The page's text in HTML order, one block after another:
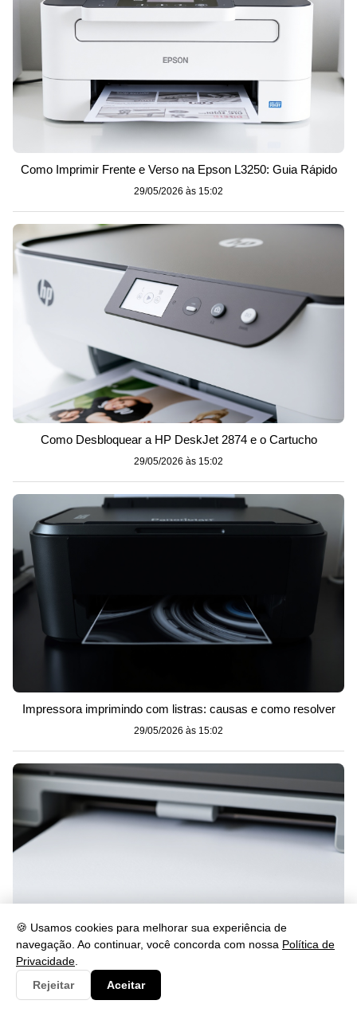
🍪 Usamos cookies para melhorar sua experiência de
navegação. Ao continuar, você concorda com nossa Política de
Privacidade
Rejeitar
Aceitar
Como Imprimir Frente e Verso na Epson L3250: Guia Rápido
29/05/2026 às 15:02
Como Desbloquear a HP DeskJet 2874 e o Cartucho
29/05/2026 às 15:02
Impressora imprimindo com listras: causas e como resolver
29/05/2026 às 15:02
Impressora imprimindo em branco? Veja como resolver
29/05/2026 às 15:02